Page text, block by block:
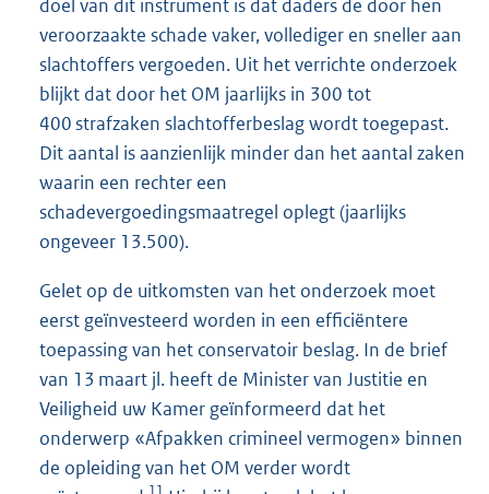
doel van dit instrument is dat daders de door hen
veroorzaakte schade vaker, vollediger en sneller aan
slachtoffers vergoeden. Uit het verrichte onderzoek
blijkt dat door het OM jaarlijks in 300 tot
400 strafzaken slachtofferbeslag wordt toegepast.
Dit aantal is aanzienlijk minder dan het aantal zaken
waarin een rechter een
schadevergoedingsmaatregel oplegt (jaarlijks
ongeveer 13.500).
Gelet op de uitkomsten van het onderzoek moet
eerst geïnvesteerd worden in een efficiëntere
toepassing van het conservatoir beslag. In de brief
van 13 maart jl. heeft de Minister van Justitie en
Veiligheid uw Kamer geïnformeerd dat het
onderwerp «Afpakken crimineel vermogen» binnen
de opleiding van het OM verder wordt